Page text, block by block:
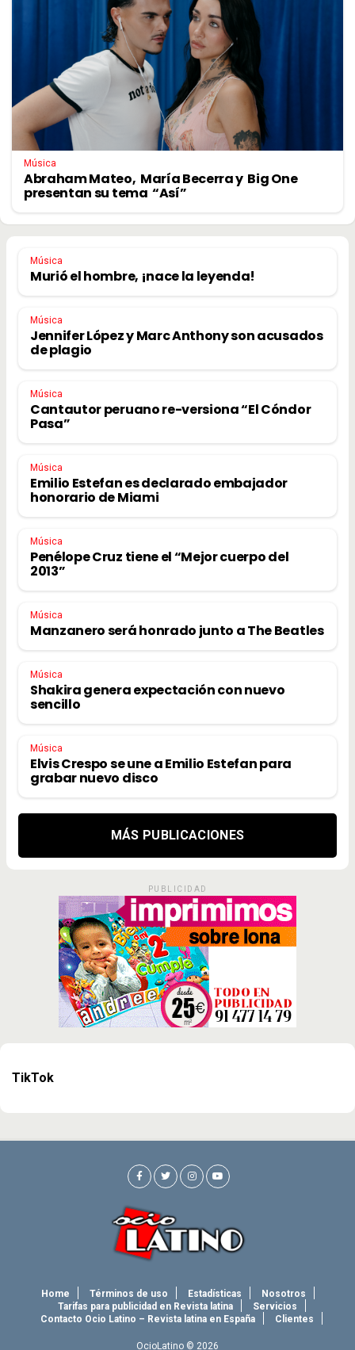
Música
Abraham Mateo, María Becerra y Big One
presentan su tema “Así”
Música
Murió el hombre, ¡nace la leyenda!
Música
Jennifer López y Marc Anthony son acusados
de plagio
Música
Cantautor peruano re-versiona “El Cóndor
Pasa”
Música
Emilio Estefan es declarado embajador
honorario de Miami
Música
Penélope Cruz tiene el “Mejor cuerpo del
2013”
Música
Manzanero será honrado junto a The Beatles
Música
Shakira genera expectación con nuevo
sencillo
Música
Elvis Crespo se une a Emilio Estefan para
grabar nuevo disco
MÁS PUBLICACIONES
PUBLICIDAD
TikTok
Home Términos de uso Estadísticas
Nosotros
Tarifas para publicidad en Revista latina
Servicios
Contacto Ocio Latino – Revista latina en España
Clientes
OcioLatino © 2026